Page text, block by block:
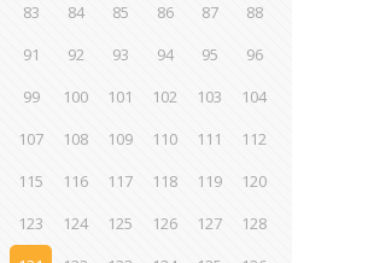
83 84 85 86 87
88
91 92 93 94 95
96
99 100 101 102 103
104
107 108 109 110 111
112
115 116 117 118 119
120
123 124 125 126 127
128